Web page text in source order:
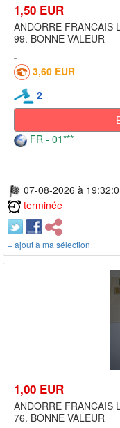
1,50 EUR
ANDORRE FRANCAIS
99. BONNE VALEUR
3,60 EUR
2
FR - 01***
07-08-2026 à
terminée
+ ajout à ma sélection
1,00 EUR
ANDORRE FRANCAIS
76. BONNE VALEUR